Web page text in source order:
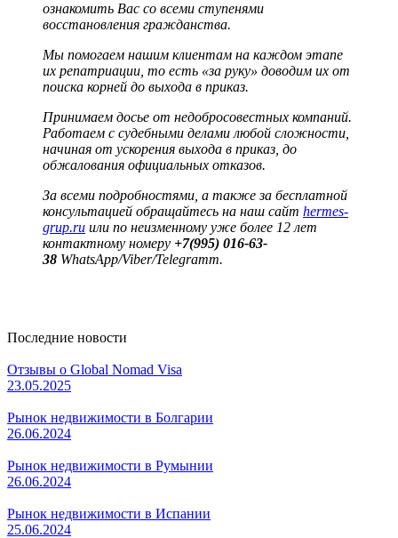
ознакомить Вас со всеми ступенями
восстановления гражданства.
Мы помогаем нашим клиентам на каждом этапе
их репатриации, то есть «за руку» доводим их от
поиска корней до выхода в приказ.
Принимаем досье от недобросовестных компаний.
Работаем с судебными делами любой сложности,
начиная от ускорения выхода в приказ, до
обжалования официальных отказов.
За всеми подробностями, а также за бесплатной
консультацией обращайтесь на наш сайт hermes-
grup.ru или по неизменному уже более 12 лет
контактному номеру +7(995) 016-63-
38 WhatsApp/Viber/Telegramm.
Последние новости
Отзывы о Global Nomad Visa
23.05.2025
Рынок недвижимости в Болгарии
26.06.2024
Рынок недвижимости в Румынии
26.06.2024
Рынок недвижимости в Испании
25.06.2024